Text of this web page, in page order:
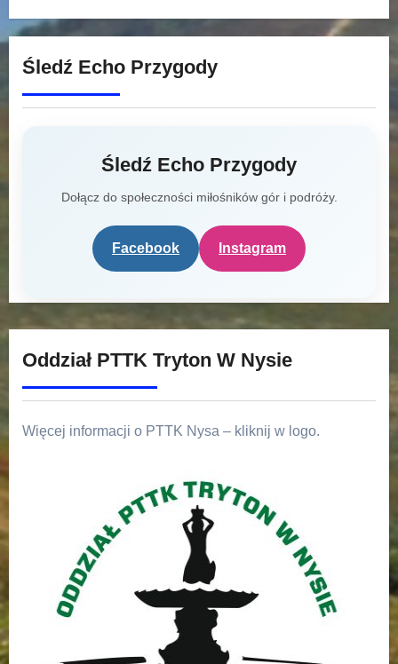
Śledź Echo Przygody
Śledź Echo Przygody
Dołącz do społeczności miłośników gór i podróży.
Facebook Instagram
Oddział PTTK Tryton W Nysie
Więcej informacji o PTTK Nysa – kliknij w logo.